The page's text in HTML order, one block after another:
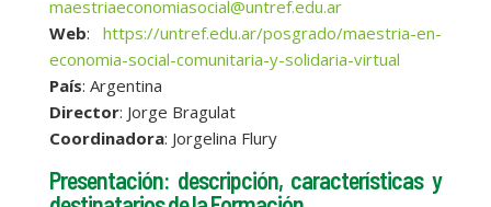
maestriaeconomiasocial@untref.edu.ar
Web:https://untref.edu.ar/posgrado/maestria-en-
economia-social-comunitaria-y-solidaria-virtual
País: Argentina
Director: Jorge Bragulat
Coordinadora: Jorgelina Flury
Presentación: descripción, características y